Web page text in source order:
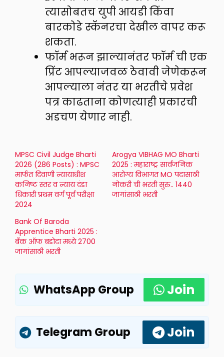
त्यासोबतच युपी आयडी किंवा
बारकोडे स्कॅनरचा देखील वापर करू
शकता.
फॉर्म भरून झाल्यानंतर फॉर्म ची एक
प्रिंट आपल्याजवळ ठेवावी जेणेकरून
आपल्याला नंतर या भरतीचे प्रवेश
पत्र काढताना कोणत्याही प्रकारची
अडचण येणार नाही.
MPSC Civil Judge Bharti
2026 (286 Posts) : MPSC
मार्फत दिवाणी न्यायाधीश
कनिष्ट स्तर व न्याय दंडा
धिकारी प्रथम वर्ग पूर्व परीक्षा
2024
Arogya VIBHAG MO Bharti
2025 : महाराष्ट्र सार्वजनिक
आरोग्य विभागत MO पदासाठी
नोकरी ची भरती सुरु.. 1440
जागांसाठी भरती
Bank Of Baroda
Apprentice Bharti 2025 :
बँक ऑफ बडोदा मध्ये 2700
जागांसाठी भरती
WhatsApp Group Join
Telegram Group Join